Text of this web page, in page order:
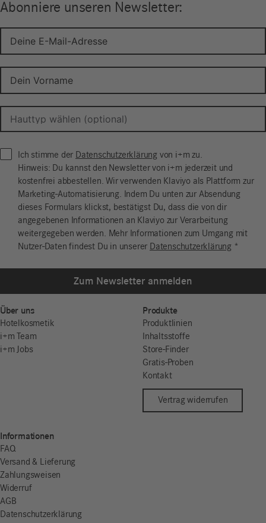
Abonniere unseren Newsletter:
Ich stimme der Datenschutzerklärung von i+m zu.
Hinweis: Du kannst den Newsletter von i+m jederzeit und
kostenfrei abbestellen. Wir verwenden Klaviyo als Plattform zur
Marketing-Automatisierung. Indem Du unten zur Absendung
dieses Formulars klickst, bestätigst Du, dass die von dir
angegebenen Informationen an Klaviyo zur Verarbeitung
weitergegeben werden. Mehr Informationen zum Umgang mit
Nutzer-Daten findest Du in unserer Datenschutzerklärung*
Zum Newsletter anmelden
Über uns
Hotelkosmetik
i+m Team
i+m Jobs
Produkte
Produktlinien
Inhaltsstoffe
Store-Finder
Gratis-Proben
Kontakt
Vertrag widerrufen
Informationen
FAQ
Versand & Lieferung
Zahlungsweisen
Widerruf
AGB
Datenschutzerklärung